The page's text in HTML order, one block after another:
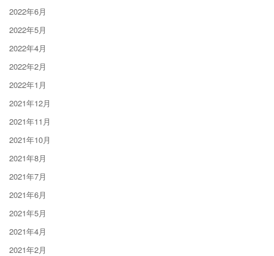
2022年6月
2022年5月
2022年4月
2022年2月
2022年1月
2021年12月
2021年11月
2021年10月
2021年8月
2021年7月
2021年6月
2021年5月
2021年4月
2021年2月